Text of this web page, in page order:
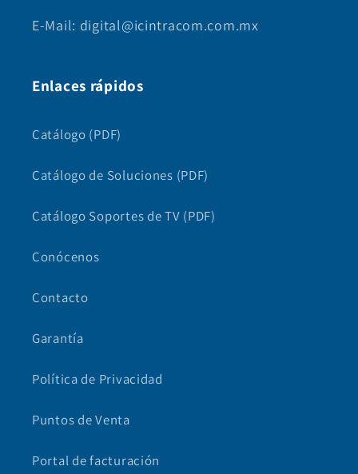
E-Mail: digital@icintracom.com.mx
Enlaces rápidos
Catálogo (PDF)
Catálogo de Soluciones (PDF)
Catálogo Soportes de TV (PDF)
Conócenos
Contacto
Garantía
Política de Privacidad
Puntos de Venta
Portal de facturación